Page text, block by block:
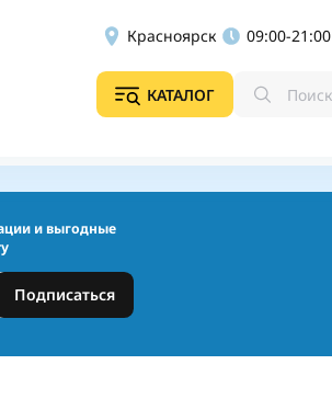
Красноярск 09:00-21:00
КАТАЛОГ
и выгодные
Подписаться